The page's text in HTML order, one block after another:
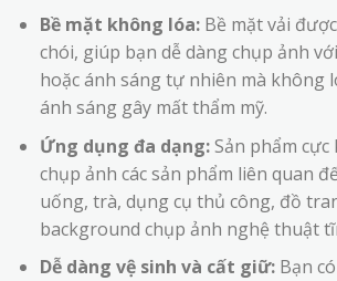
Bề mặt không lóa:Bề mặt vải
chói, giúp bạn dễ dàng chụp ảnh
hoặc ánh sáng tự nhiên mà không
ánh sáng gây mất thẩm mỹ.
Ứng dụng đa dạng:Sản phẩm cực
chụp ảnh các sản phẩm liên quan
uống, trà, dụng cụ thủ công, đồ
background chụp ảnh nghệ thuật
Dễ dàng vệ sinh và cất giữ:Bạn